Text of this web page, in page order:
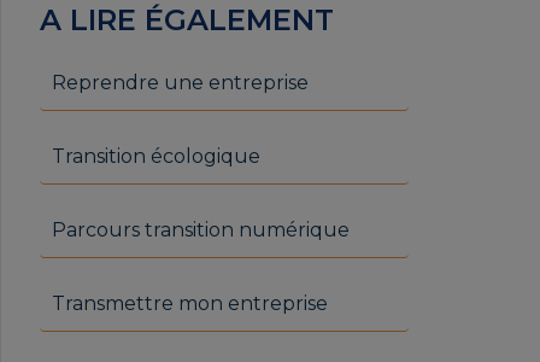
A LIRE ÉGALEMENT
Reprendre une entreprise
Transition écologique
Parcours transition numérique
Transmettre mon entreprise